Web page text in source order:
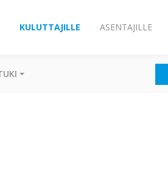
KULUTTAJILLE ASENTAJILLE